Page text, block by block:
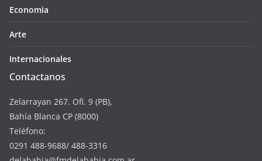
Economia
Arte
Internacionales
Contactanos
Zelarrayan 267. Ofi. 9 (PB),
Bahía Blanca CP (8000)
Teléfono:
0291 488-9688/ 488-3316